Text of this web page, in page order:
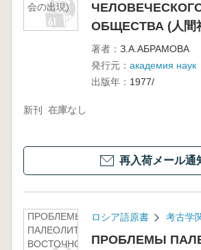
会の出現)
ОБЩЕСТВА (人間
著者： З.А.АБРАМОВА
発行元： академия
出版年： 1977/
新刊 在庫なし
再入荷メール通
ПРОБЛЕМЫ
ПАЛЕОЛИТА
ВОСТОЧНОЙ
ロシア語原書 考古学
ПРОБЛЕМЫ